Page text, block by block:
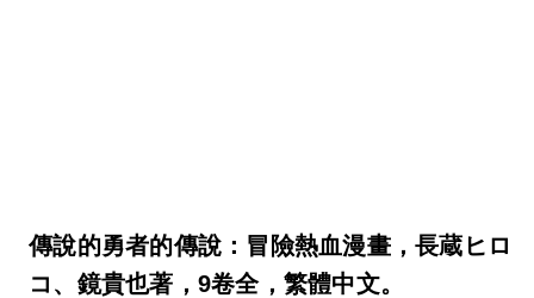
傳說的勇者的傳說：冒險熱血漫畫，長蔵ヒロ
コ、鏡貴也著，9卷全，繁體中文。